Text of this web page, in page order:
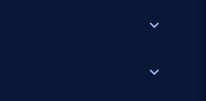
expand_more
expand_more